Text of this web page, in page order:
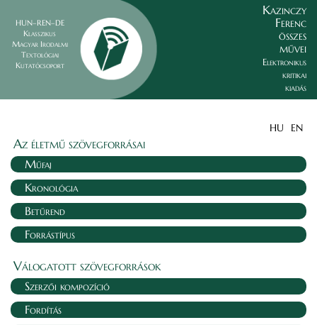
HUN–REN–DE
Klasszikus
Magyar Irodalmi
Textológiai
Kutatócsoport
Kazinczy
Ferenc
összes
művei
Elektronikus
kritikai
kiadás
HU EN
Az életmű szövegforrásai
Műfaj
Kronológia
Betűrend
Forrástípus
Válogatott szövegforrások
Szerzői kompozíció
Fordítás